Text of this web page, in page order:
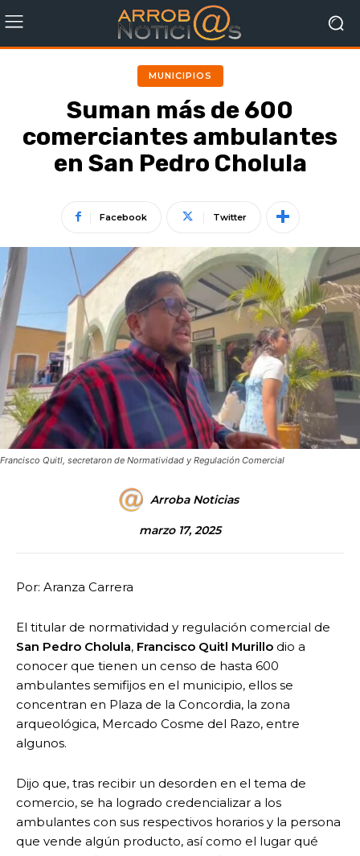
MUNICIPIOS
Suman más de 600
comerciantes ambulantes
en San Pedro Cholula
Facebook Twitter
Francisco Quitl, secretaron de Normatividad y Regulación Comercial
Arroba Noticias
marzo 17, 2025
Por: Aranza Carrera
El titular de normatividad y regulación comercial de
San Pedro Cholula, Francisco Quitl Murillo dio a
conocer que tienen un censo de hasta 600
ambulantes semifijos en el municipio, ellos se
concentran en Plaza de la Concordia, la zona
arqueológica, Mercado Cosme del Razo, entre
algunos.
Dijo que, tras recibir un desorden en el tema de
comercio, se ha logrado credencializar a los
ambulantes con sus respectivos horarios y la persona
que vende algún producto, así como el lugar qué